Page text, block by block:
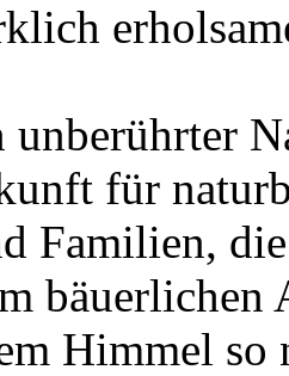
für
Familien,
Himmel